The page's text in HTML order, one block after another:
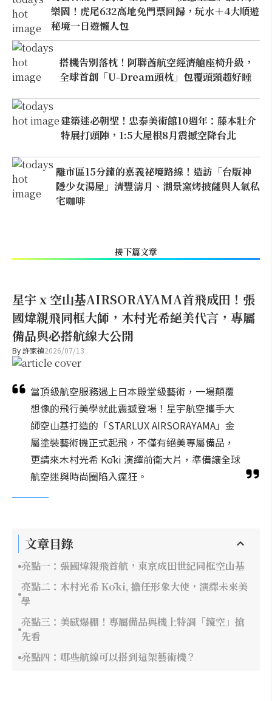
樂園！虎尾632高地免門票回歸，玩水＋4大順遊
秘境一日遊懶人包
搭機告別落枕！阿聯酋航空經濟艙座椅升級，
全球首創「U-Dream頭枕」包覆頭頸超好睡
建築迷必朝聖！忠泰美術館10週年：藤本壯介
特展打頭陣，1:5大屋根8月震撼空降台北
離市區15分鐘的嘉義祕境路線！造訪「台版神
隱少女湯屋」清豐濤月、湖景窯烤披薩與人氣私
宅咖啡
接下篇文章
星宇 x 空山基AIRSORAYAMA首飛成田！張
國煒親飛同框大師，木村光希絕美代言，專屬
備品與必搭航線大公開
By許家禎2026/07/13
當頂級航空服務遇上日本殿堂級藝術，一場顛覆
想像的飛行美學就此震撼登場！星宇航空攜手大
師空山基打造的「STARLUX AIRSORAYAMA」金
屬塗裝藝術機正式起飛，不僅有絕美專屬備品，
更請來木村光希 Kōki 演繹前衛大片，準備讓全球
航空迷與時尚圈陷入瘋狂。
文章目錄
亮點一：張國煒親飛首航，東京成田世紀同框空山基
亮點二：木村光希 Kōki, 擔任形象大使，演繹未來美
學
亮點三：美感爆棚！專屬備品與機上特調「鏡空」搶
先看
亮點四：哪些航線可以搭到這架藝術機？